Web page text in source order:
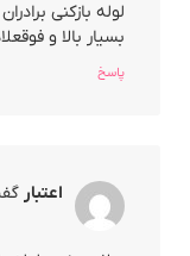
لوله بازکنی
بسیار بالا و
پاسخ
اعتبار